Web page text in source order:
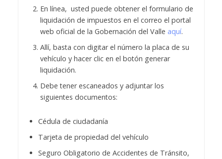
En línea, usted puede obtener el formulario de
liquidación de impuestos en el correo el portal
web oficial de la Gobernación del Valle aquí.
Allí, basta con digitar el número la placa de su
vehículo y hacer clic en el botón generar
liquidación.
Debe tener escaneados y adjuntar los
siguientes documentos:
Cédula de ciudadanía
Tarjeta de propiedad del vehículo
Seguro Obligatorio de Accidentes de Tránsito,